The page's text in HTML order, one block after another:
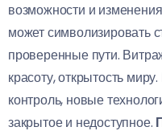
возможности и
может символизировать
проверенные пути.
красоту, открытость
контроль, новые
закрытое и недоступное.